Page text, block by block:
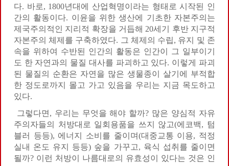
다. 바로, 1800년대에 산업혁명이라는 형태로 시작된 인
간의 활동이다. 이윤을 위한 생산에 기초한 자본주의는
제국주의적인 지리적 확장을 거듭해 20세기 후반 지구적
자본주의 체제를 구축하였다. 그 체제의 수립, 유지 및 존
속을 위하여 수반된 인간의 활동은 인간이 그 일부이기
도 한 자연과의 물질 대사를 파괴하고 있다. 이렇게 파괴
된 물질의 순환은 자연을 많은 생물종이 살기에 부적합
한 정도로까지 몰고 가고 있음을 우리는 지금 목도하고
있다.
그렇다면, 우리는 무엇을 해야 할까? 많은 양심적 자유
주의자들의 처방대로 일회용품을 쓰지 않고(에코백, 텀
블러 등등), 에너지 소비를 줄이며(대중교통 이용, 적정
실내 온도 유지 등등) 숲을 가꾸고, 육식 섭취를 줄이면
될까? 이런 처방이 나름대로의 유효성이 있다는 것은 인